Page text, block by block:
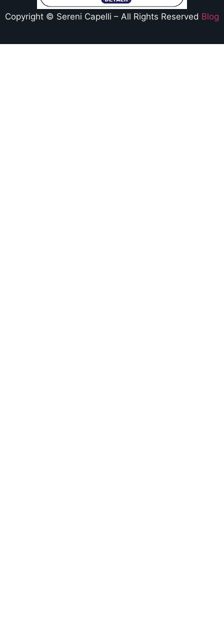
Copyright © Sereni Capelli – All Rights Reserved Blog